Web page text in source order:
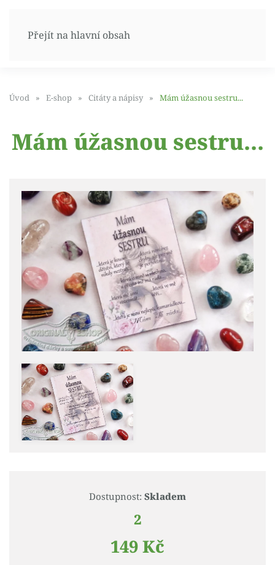
Přejít na hlavní obsah
Úvod E-shop Citáty a nápisy Mám úžasnou sestru...
Mám úžasnou sestru...
Dostupnost: Skladem
2
149 Kč